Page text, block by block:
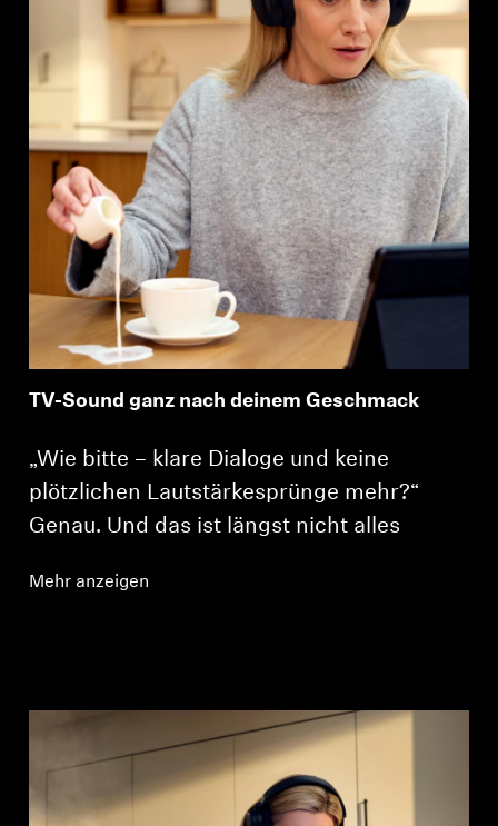
TV-Sound ganz nach deinem Geschmack
„Wie bitte – klare Dialoge und keine
plötzlichen Lautstärkesprünge mehr?“
Genau. Und das ist längst nicht alles
Mehr anzeigen